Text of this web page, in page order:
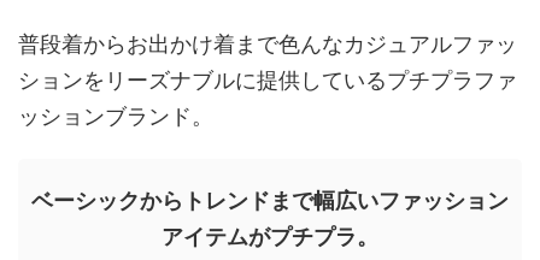
普段着からお出かけ着まで色んなカジュアルファッ
ションをリーズナブルに提供しているプチプラファ
ッションブランド。
ベーシックからトレンドまで幅広いファッション
アイテムがプチプラ。